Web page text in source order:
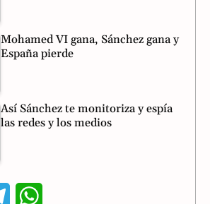
Mohamed VI gana, Sánchez gana y
España pierde
Así Sánchez te monitoriza y espía
las redes y los medios